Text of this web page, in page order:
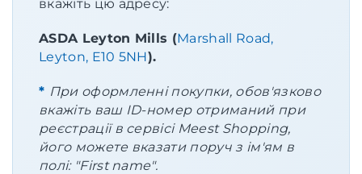
вкажіть цю адресу:
ASDA Leyton Mills (Marshall Road,
Leyton, E10 5NH).
* При оформленні покупки, обов'язково
вкажіть ваш ID-номер отриманий при
реєстрації в сервісі Meest Shopping,
його можете вказати поруч з ім'ям в
полі: "First name".